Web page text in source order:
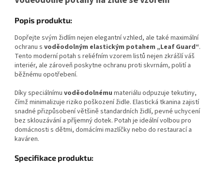
Popis produktu:
Dopřejte svým židlím nejen elegantní vzhled, ale také maximální
ochranu s voděodolným elastickým potahem „Leaf Guard“.
Tento moderní potah s reliéfním vzorem listů nejen zkrášlí váš
interiér, ale zároveň poskytne ochranu proti skvrnám, polití a
běžnému opotřebení.
Díky speciálnímu voděodolnému materiálu odpuzuje tekutiny,
čímž minimalizuje riziko poškození židle. Elastická tkanina zajistí
snadné přizpůsobení většině standardních židlí, pevné uchycení
bez sklouzávání a příjemný dotek. Potah je ideální volbou pro
domácnosti s dětmi, domácími mazlíčky nebo do restaurací a
kaváren.
Specifikace produktu: